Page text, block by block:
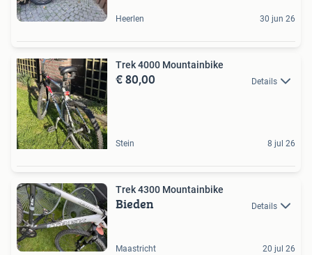
Heerlen 30 jun 26
Trek 4000 Mountainbike
€ 80,00 Details
Stein 8 jul 26
Trek 4300 Mountainbike
Bieden Details
Maastricht 20 jul 26